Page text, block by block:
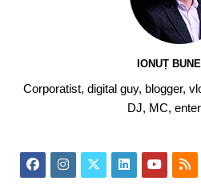
IONUȚ
Corporatist, digital guy, blogger,
DJ, MC,